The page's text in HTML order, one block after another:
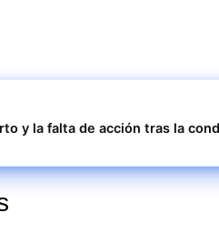
y la falta de acción tras la